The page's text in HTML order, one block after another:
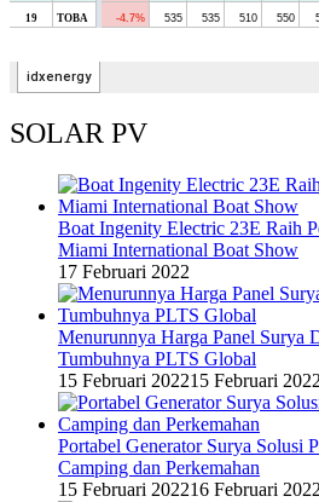
SOLAR PV
Boat Ingenity Electric 23E Raih
Miami International Boat Show
17 Februari 2022
Menurunnya Harga Panel Surya
Tumbuhnya PLTS Global
15 Februari 202215 Februari 2022
Portabel Generator Surya Solusi
Camping dan Perkemahan
15 Februari 202216 Februari 2022